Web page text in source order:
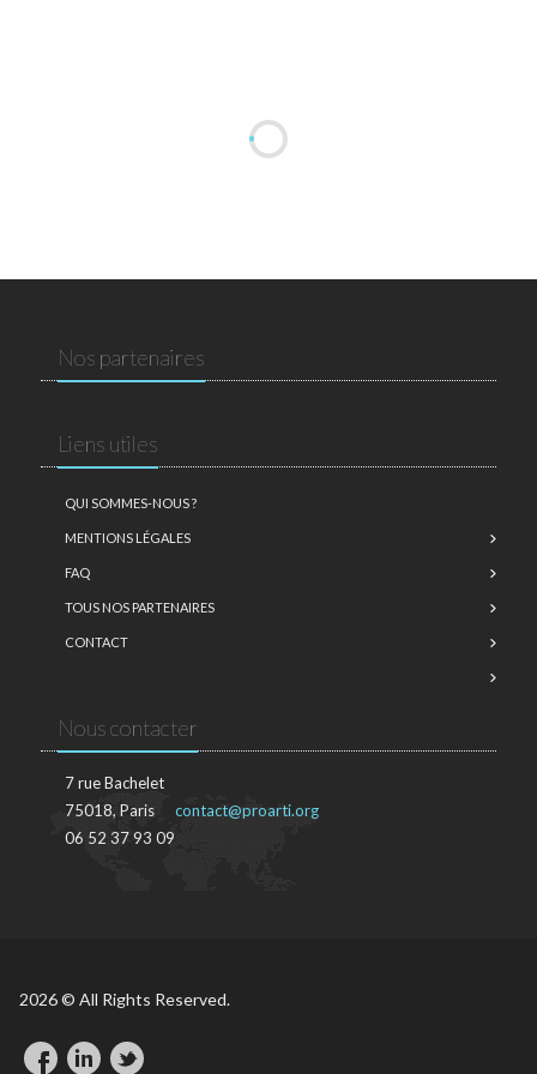
Nos partenaires
Liens utiles
QUI SOMMES-NOUS ?
MENTIONS LÉGALES
FAQ
TOUS NOS PARTENAIRES
CONTACT
Nous contacter
7 rue Bachelet
75018, Paris
06 52 37 93 09
contact@proarti.org
2026 © All Rights Reserved.